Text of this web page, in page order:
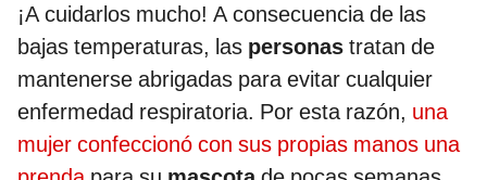
¡A cuidarlos mucho! A consecuencia de las
bajas temperaturas, las personas tratan de
mantenerse abrigadas para evitar cualquier
enfermedad respiratoria. Por esta razón, una
mujer confeccionó con sus propias manos una